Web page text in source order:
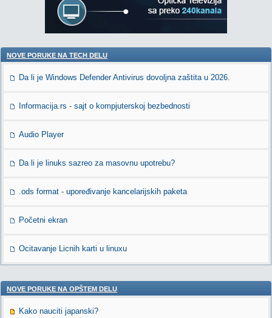
NOVE PORUKE NA TECH DELU
Da li je Windows Defender Antivirus dovoljna zaštita u 2026.
Informacija.rs - sajt o kompjuterskoj bezbednosti
Audio Player
Da li je linuks sazreo za masovnu upotrebu?
.ods format - upoređivanje kancelarijskih paketa
Početni ekran
Ocitavanje Licnih karti u linuxu
NOVE PORUKE NA OPŠTEM DELU
Kako nauciti japanski?